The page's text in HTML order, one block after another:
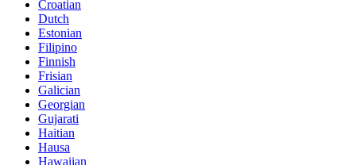
Croatian
Dutch
Estonian
Filipino
Finnish
Frisian
Galician
Georgian
Gujarati
Haitian
Hausa
Hawaiian